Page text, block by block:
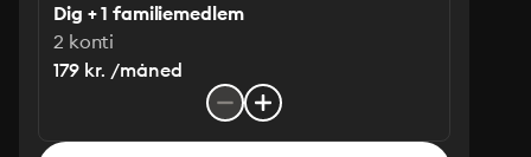
Dig + 1 familiemedlem
2 konti
179 kr. /måned